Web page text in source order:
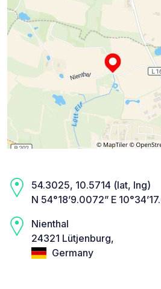
54.3025, 10.5714 (lat, lng)
N 54°18’9.0072” E
Nienthal
24321 Lütjenburg,
Germany